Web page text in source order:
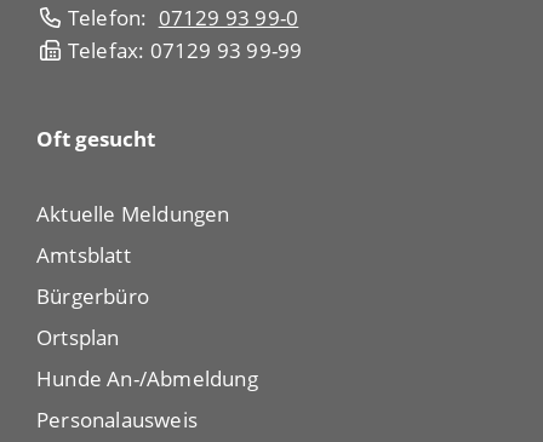
Telefon: 07129 93 99-0
Telefax: 07129 93 99-99
Oft gesucht
Aktuelle Meldungen
Amtsblatt
Bürgerbüro
Ortsplan
Hunde An-/Abmeldung
Personalausweis